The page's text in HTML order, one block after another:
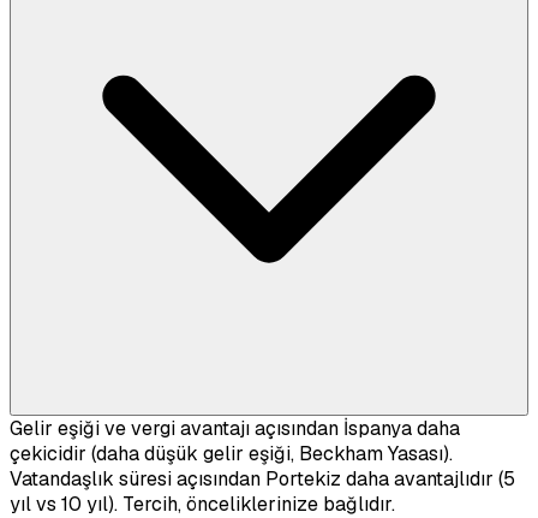
Gelir eşiği ve vergi avantajı açısından İspanya daha
çekicidir (daha düşük gelir eşiği, Beckham Yasası).
Vatandaşlık süresi açısından Portekiz daha avantajlıdır (5
yıl vs 10 yıl). Tercih, önceliklerinize bağlıdır.